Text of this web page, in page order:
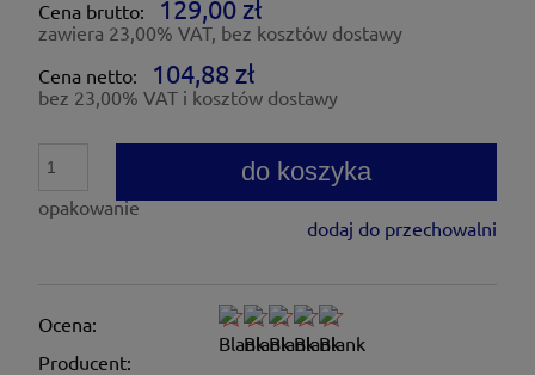
Cena brutto:
129,00 zł
zawiera 23,00% VAT, bez kosztów dostawy
Cena netto:
104,88 zł
bez 23,00% VAT i kosztów dostawy
opakowanie
do koszyka
dodaj do przechowalni
Ocena:
Producent: